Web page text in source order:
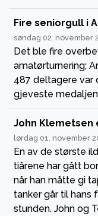
Fire seniorgull i
søndag 02. november
Det ble fire
amatørturnering;
487 deltagere var
gjeveste
John Klemetsen
lørdag 01. november
En av de største
tiårene har gått
når han måtte gi
tanker går til
stunden. John og